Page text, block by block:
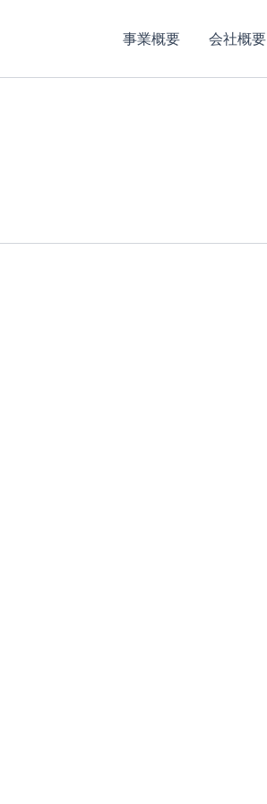
事業概要 会社概要